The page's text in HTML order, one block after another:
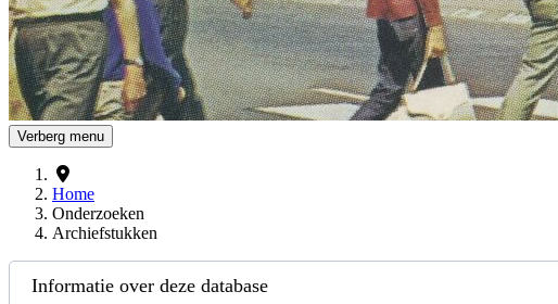
Verberg menu
Home
Onderzoeken
Archiefstukken
Informatie over deze database